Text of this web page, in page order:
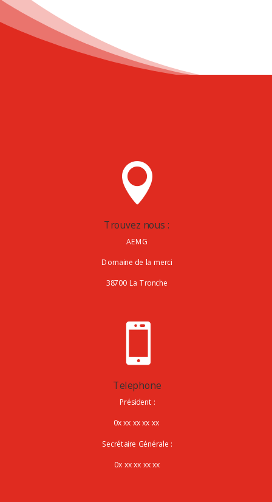

Trouvez nous :
AEMG
Domaine de la merci
38700 La Tronche

Telephone
Président :
0x xx xx xx xx
Secrétaire Générale :
0x xx xx xx xx